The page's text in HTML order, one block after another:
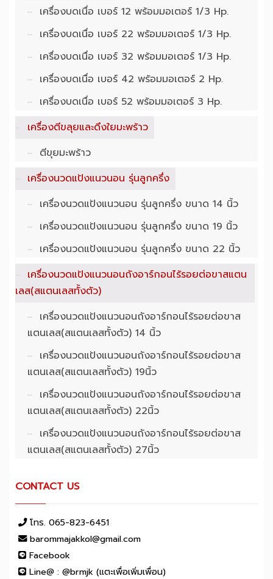
เครื่องบดเนื่อ เบอร์ 12 พร้อมมอเตอร์ 1/3 Hp.
เครื่องบดเนื่อ เบอร์ 22 พร้อมมอเตอร์ 1/3 Hp.
เครื่องบดเนื่อ เบอร์ 32 พร้อมมอเตอร์ 1/3 Hp.
เครื่องบดเนื่อ เบอร์ 42 พร้อมมอเตอร์ 2 Hp.
เครื่องบดเนื่อ เบอร์ 52 พร้อมมอเตอร์ 3 Hp.
เครื่องตีขลุยและดึงใยมะพร้าว
ตีขุยมะพร้าว
เครื่องนวดแป้งแนวนอน รุ่นลูกครึ่ง
เครื่องนวดแป้งแนวนอน รุ่นลูกครึ่ง ขนาด 14 นิ้ว
เครื่องนวดแป้งแนวนอน รุ่นลูกครึ่ง ขนาด 19 นิ้ว
เครื่องนวดแป้งแนวนอน รุ่นลูกครึ่ง ขนาด 22 นิ้ว
เครื่องนวดแป้งแนวนอนถังอาร์กอนไร้รอยต่อขาสแตน
เลส(สแตนเลสทั้งตัว)
เครื่องนวดแป้งแนวนอนถังอาร์กอนไร้รอยต่อขาส
แตนเลส(สแตนเลสทั้งตัว) 14 นิ้ว
เครื่องนวดแป้งแนวนอนถังอาร์กอนไร้รอยต่อขาส
แตนเลส(สแตนเลสทั้งตัว) 19นิ้ว
เครื่องนวดแป้งแนวนอนถังอาร์กอนไร้รอยต่อขาส
แตนเลส(สแตนเลสทั้งตัว) 22นิ้ว
เครื่องนวดแป้งแนวนอนถังอาร์กอนไร้รอยต่อขาส
แตนเลส(สแตนเลสทั้งตัว) 27นิ้ว
CONTACT US
โทร. 065-823-6451
barommajakkol@gmail.com
Facebook
Line@ : @brmjk (แตะเพื่อเพิ่มเพื่อน)